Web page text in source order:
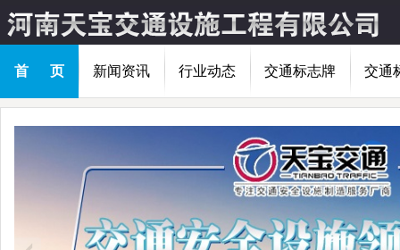
首 页 新闻资讯 行业动态 交通标志牌 交通